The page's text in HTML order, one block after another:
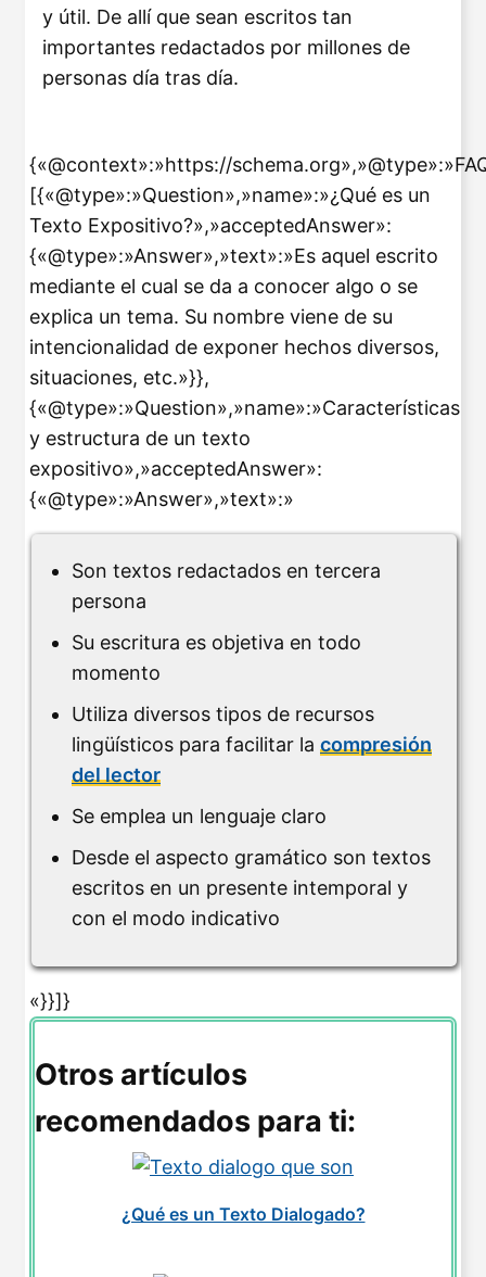
y útil. De allí que sean escritos tan
importantes redactados por millones de
personas día tras día.
{«@context»:»https://
[{«@type»:»Question»,»name»:»¿Qué es un
Texto Expositivo?»,»acceptedAnswer»:
{«@type»:»Answer»,»text»:»Es aquel escrito
mediante el cual se da a conocer algo o se
explica un tema. Su nombre viene de su
intencionalidad de exponer hechos diversos,
situaciones, etc.»}},
{«@type»:»Question»,»name»:»Características
y estructura de un texto
expositivo»,»acceptedAnswer»:
{«@type»:»Answer»,»text»:»
Son textos redactados en tercera
persona
Su escritura es objetiva en todo
momento
Utiliza diversos tipos de recursos
lingüísticos para facilitar la compresión
del lector
Se emplea un lenguaje claro
Desde el aspecto gramático son textos
escritos en un presente intemporal y
con el modo indicativo
«}}]}
Otros artículos
recomendados para ti:
¿Qué es un Texto Dialogado?